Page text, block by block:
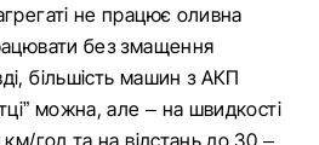
не працює оливна
без змащення
більшість машин з АКП
можна, але – на швидкості
год та на відстань до 30 –